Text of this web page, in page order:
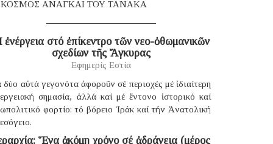
ΑΝΑΓΚΑΙ ΤΟΥ ΤΑΝΑΚΑ
στό ἐπίκεντρο τῶν νεο-ὀθωμανικῶν
σχεδίων τῆς Ἄγκυρας
Εφημερίς Εστία
δύο αὐτά γεγονότα ἀφοροῦν σέ περιοχές μέ ἰδιαίτερη
σημασία, ἀλλά καί μέ ἔντονο ἱστορικό καί
φορτίο: τό βόρειο Ἰράκ καί τήν Ἀνατολική
Ἕνα ἀκόμη χρόνο σέ ἀδράνεια (μέρος